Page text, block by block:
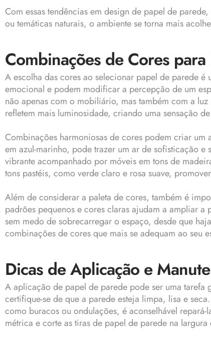
Com essas tendências em design de papel de
ou temáticas naturais, o ambiente se torna mais
Combinações de Cores
A escolha das cores ao selecionar papel de parede
emocional e podem modificar a percepção de um
não apenas com o mobiliário, mas também com a
refletem mais luminosidade, criando uma sensação
Combinações harmoniosas de cores podem criar
em azul-marinho, pode trazer um ar de sofisticação
vibrante acompanhado por móveis em tons de
tons pastéis, como verde claro e rosa suave,
Além de considerar a paleta de cores, também é
padrões pequenos e cores claras ajudam a ampliar a
sem medo de sobrecarregar o espaço, desde que
combinações de cores que mais se adequam ao seu
Dicas de Aplicação e
A aplicação de papel de parede pode ser uma
certifique-se de que a parede esteja limpa, lisa e
como buracos ou ondulações, é aconselhável
métrica e corte as tiras de papel de parede na